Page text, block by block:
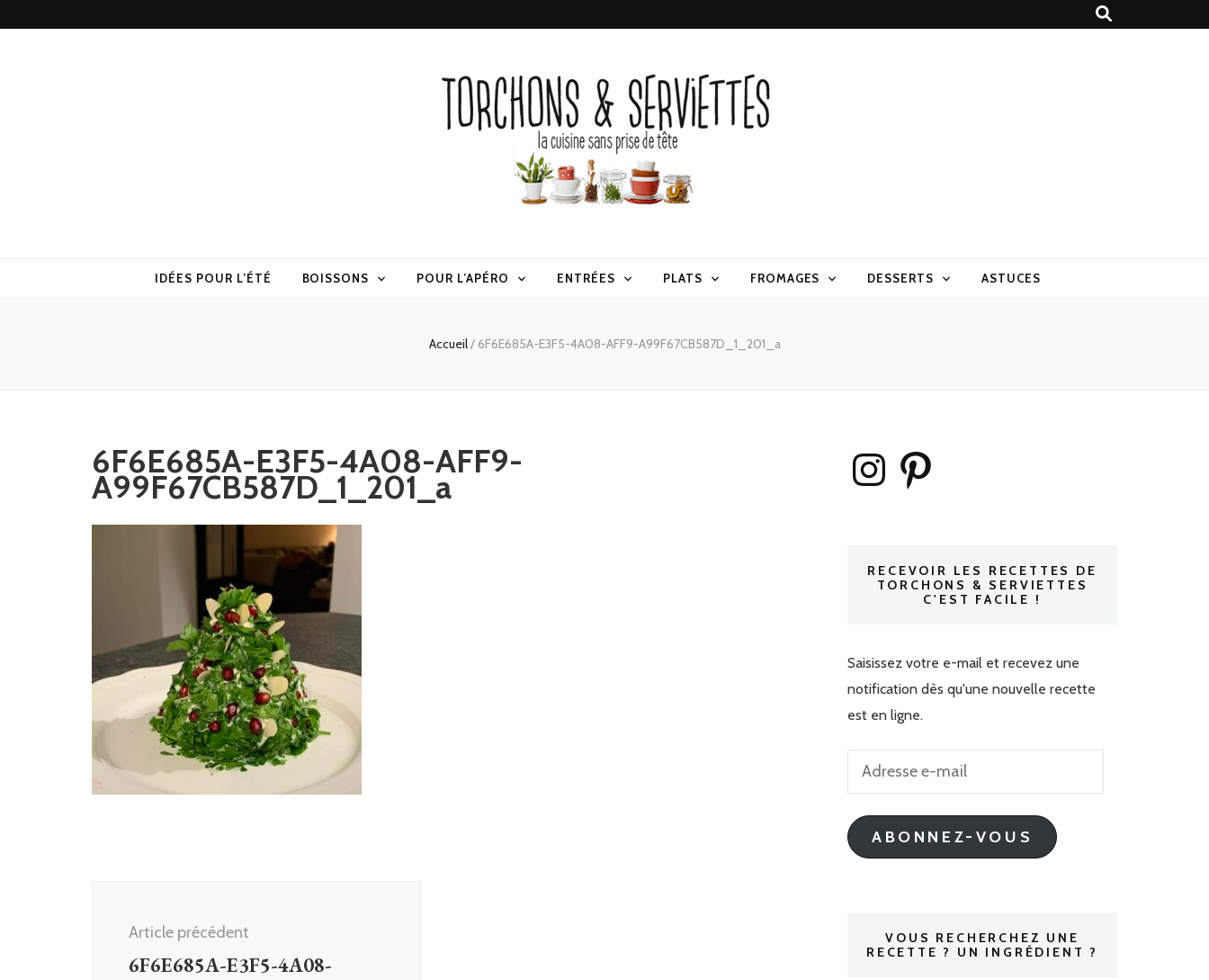
IDÉES POUR L’ÉTÉ BOISSONS POUR L’APÉRO ENTRÉES PLATS FROMAGES DESSERTS ASTUCES
Accueil/ 6F6E685A-E3F5-4A08-AFF9-A99F67CB587D_1_201_a
6F6E685A-E3F5-4A08-AFF9-
A99F67CB587D_1_201_a
d'article
Article précédent
6F6E685A-E3F5-4A08-
InstagramPinterest
RECEVOIR LES RECETTES DE
TORCHONS & SERVIETTES
C'EST FACILE !
Saisissez votre e-mail et recevez une
notification dès qu'une nouvelle recette
est en ligne.
Adresse
mail
ABONNEZ-VOUS
VOUS RECHERCHEZ UNE
RECETTE ? UN INGRÉDIENT ?